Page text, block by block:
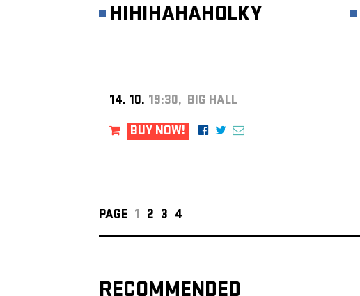
HIHIHAHAHOLKY
14. 10. 19:30, BIG HALL
BUY NOW!
PAGE 1 2 3 4